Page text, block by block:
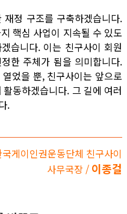
정 구조를 구축하겠습니다.
핵심 사업이 지속될 수 있도
습니다. 이는 친구사이 회원
한 주체가 됨을 의미합니다.
었을 뿐, 친구사이는 앞으로
동하겠습니다. 그 길에 여러
.
국게이인권운동단체 친구사이
사무국장 / 이종걸